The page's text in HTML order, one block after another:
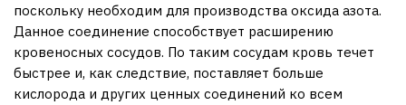
поскольку необходим для производства оксида азота.
Данное соединение способствует расширению
кровеносных сосудов. По таким сосудам кровь течет
быстрее и, как следствие, поставляет больше
кислорода и других ценных соединений ко всем